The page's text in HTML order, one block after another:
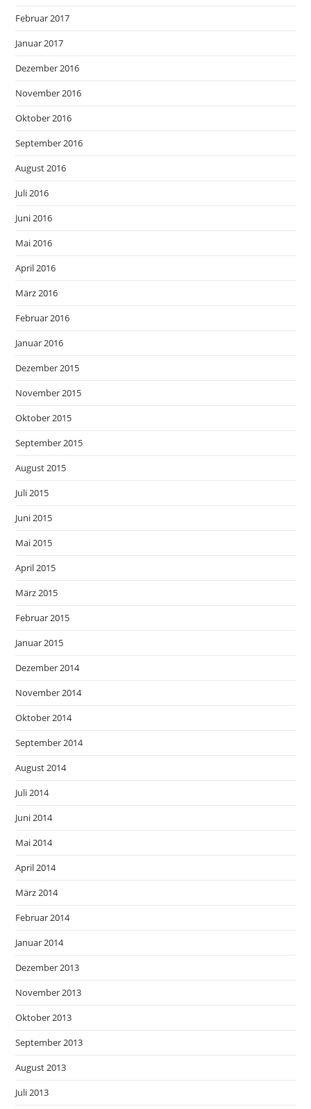
Februar 2017
Januar 2017
Dezember 2016
November 2016
Oktober 2016
September 2016
August 2016
Juli 2016
Juni 2016
Mai 2016
April 2016
März 2016
Februar 2016
Januar 2016
Dezember 2015
November 2015
Oktober 2015
September 2015
August 2015
Juli 2015
Juni 2015
Mai 2015
April 2015
März 2015
Februar 2015
Januar 2015
Dezember 2014
November 2014
Oktober 2014
September 2014
August 2014
Juli 2014
Juni 2014
Mai 2014
April 2014
März 2014
Februar 2014
Januar 2014
Dezember 2013
November 2013
Oktober 2013
September 2013
August 2013
Juli 2013